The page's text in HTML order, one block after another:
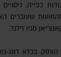
כפייה,
שעוברים
מניו זילנד.